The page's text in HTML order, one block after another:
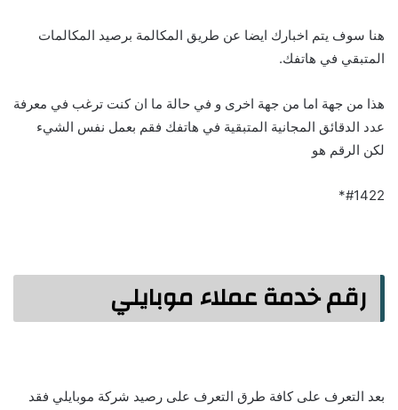
هنا سوف يتم اخبارك ايضا عن طريق المكالمة برصيد المكالمات
المتبقي في هاتفك.
هذا من جهة اما من جهة اخرى و في حالة ما ان كنت ترغب في معرفة
عدد الدقائق المجانية المتبقية في هاتفك فقم بعمل نفس الشيء
لكن الرقم هو
#1422*
رقم خدمة عملاء موبايلي
بعد التعرف على كافة طرق التعرف على رصيد شركة موبايلي فقد